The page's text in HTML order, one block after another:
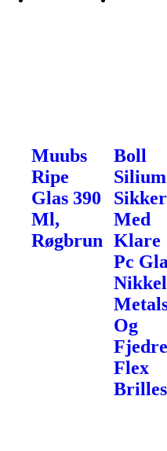
Muubs
Ripe
Glas 390
Ml,
Røgbrun
Boll
Silium
Med
Klare
Pc
Og
Flex